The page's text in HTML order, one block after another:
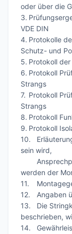
oder über die
3.	Prüfungsergebnisse aller Wechselstromkreise nach
VDE DIN
4.	Protokolle der Durchgängigkeitsprüfungen der
Schutz- und
5.	Protokoll der Polaritätsprüfung jedes Strangs
6.	Protokoll Prüfung der Leerlaufspannung jedes
Strangs
7.	Protokoll Prüfung des Kurzschlussstroms jedes
Strangs
8.	Protokoll Funktionsprüfung
9.	Protokoll Isolationswiderstand der Gleichstromkreise
10.	Erläuterung wie der Ablauf bei Ausfall der Anlage
sein wird,
werden der
11.	Montagegestell Hersteller, Befestigungen usw.
12.	Angaben über die verlegten Kabeln
13.	Die Stringkabel wurden mit einem weißen Stift
beschrieben,
14.	Gewährleistungsbürgschaft (siehe Schreiben vom